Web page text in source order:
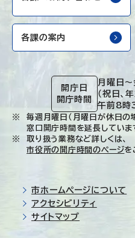
各課の案内
開庁日
開庁時間
月曜日～
（祝日、
午前8時
毎週月曜日（月曜日が休日の
窓口開庁時間を延長していま
取り扱う業務など詳しくは、
市役所の開庁時間のページを
市ホームページについて
アクセシビリティ
サイトマップ